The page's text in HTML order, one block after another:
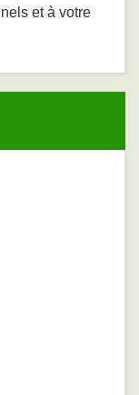
et à votre